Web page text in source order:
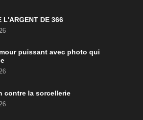
L'ARGENT DE 366
puissant avec photo qui
contre la sorcellerie